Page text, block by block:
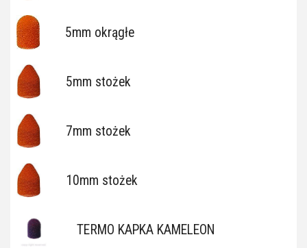
5mm okrągłe
5mm stożek
7mm stożek
10mm stożek
TERMO KAPKA KAMELEON